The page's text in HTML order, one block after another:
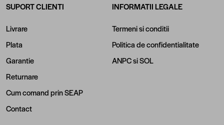
SUPORT CLIENTI
Livrare
Plata
Garantie
Returnare
Cum comand prin SEAP
Contact
INFORMATII LEGALE
Termeni si conditii
Politica de confidentialitate
ANPCsiSOL